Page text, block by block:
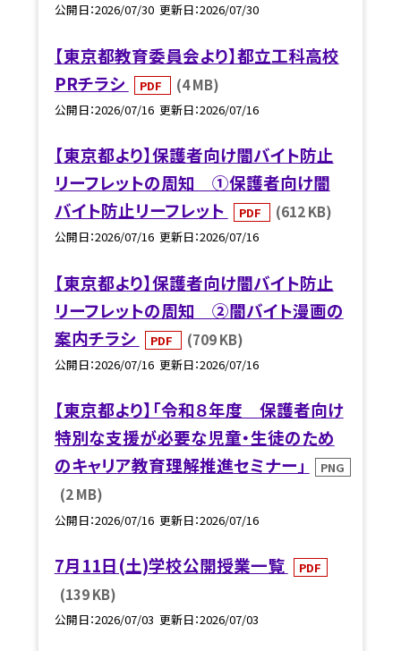
公開日 2026/07/30 更新日 2026/07/30
【東京都教育委員会より】都立工科高校
PRチラシ
PDF (4 MB)
公開日 2026/07/16 更新日 2026/07/16
【東京都より】保護者向け闇バイト防止
リーフレットの周知 ①保護者向け闇
バイト防止リーフレット
PDF (612 KB)
公開日 2026/07/16 更新日 2026/07/16
【東京都より】保護者向け闇バイト防止
リーフレットの周知 ②闇バイト漫画の
案内チラシ
PDF (709 KB)
公開日 2026/07/16 更新日 2026/07/16
【東京都より】「令和８年度 保護者向け
特別な支援が必要な児童・生徒のため
のキャリア教育理解推進セミナー」
PNG
(2 MB)
公開日 2026/07/16 更新日 2026/07/16
7月11日(土)学校公開授業一覧 PDF
(139 KB)
公開日 2026/07/03 更新日 2026/07/03